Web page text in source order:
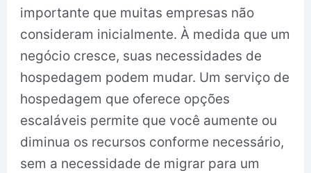
importante que muitas empresas não
consideram inicialmente. À medida que um
negócio cresce, suas necessidades de
hospedagem podem mudar. Um serviço de
hospedagem que oferece opções
escaláveis permite que você aumente ou
diminua os recursos conforme necessário,
sem a necessidade de migrar para um